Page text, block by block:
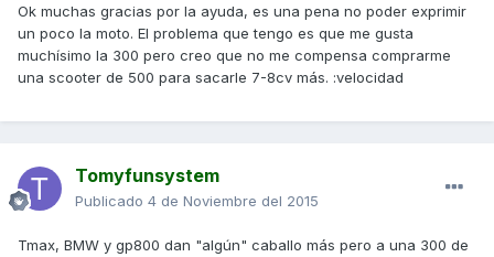
Ok muchas gracias por la ayuda, es una pena no poder exprimir
un poco la moto. El problema que tengo es que me gusta
muchísimo la 300 pero creo que no me compensa comprarme
una scooter de 500 para sacarle 7-8cv más. :velocidad
Tomyfunsystem
Publicado 4 de Noviembre del 2015
Tmax, BMW y gp800 dan "algún" caballo más pero a una 300 de